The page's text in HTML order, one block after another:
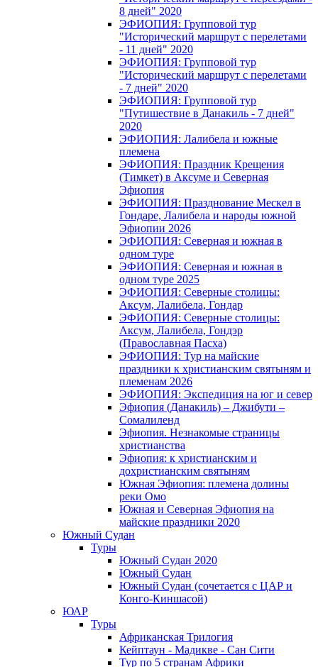
8 дней" 2020
ЭФИОПИЯ: Групповой тур
"Исторический маршрут с перелетами
- 11 дней" 2020
ЭФИОПИЯ: Групповой тур
"Исторический маршрут с перелетами
- 7 дней" 2020
ЭФИОПИЯ: Групповой тур
"Путишествие в Данакиль - 7 дней"
2020
ЭФИОПИЯ: Лалибела и южные
племена
ЭФИОПИЯ: Праздник Крещения
(Тимкет) в Аксуме и Северная
Эфиопия
ЭФИОПИЯ: Празднование Мескел в
Гондаре, Лалибела и народы южной
Эфиопии 2026
ЭФИОПИЯ: Северная и южная в
одном туре
ЭФИОПИЯ: Северная и южная в
одном туре 2025
ЭФИОПИЯ: Северные столицы:
Аксум, Лалибела, Гондар
ЭФИОПИЯ: Северные столицы:
Аксум, Лалибела, Гондэр
(Православная Пасха)
ЭФИОПИЯ: Тур на майские
праздники к христианским святыням и
племенам 2026
ЭФИОПИЯ: Экспедиция на юг и север
Эфиопия (Данакиль) – Джибути –
Cомалиленд
Эфиопия. Незнакомые страницы
христианства
Эфиопия: к христианским и
дохристианским святыням
Южная Эфиопия: племена долины
реки Омо
Южная и Северная Эфиопия на
майские праздники 2020
Южный Судан
Туры
Южный Cудан 2020
Южный Cудан
Южный Судан (сочетается с ЦАР и
Конго-Киншасой)
ЮАР
Туры
Африканская Трилогия
Кейптаун - Мадикве - Сан Сити
Тур по 5 странам Африки